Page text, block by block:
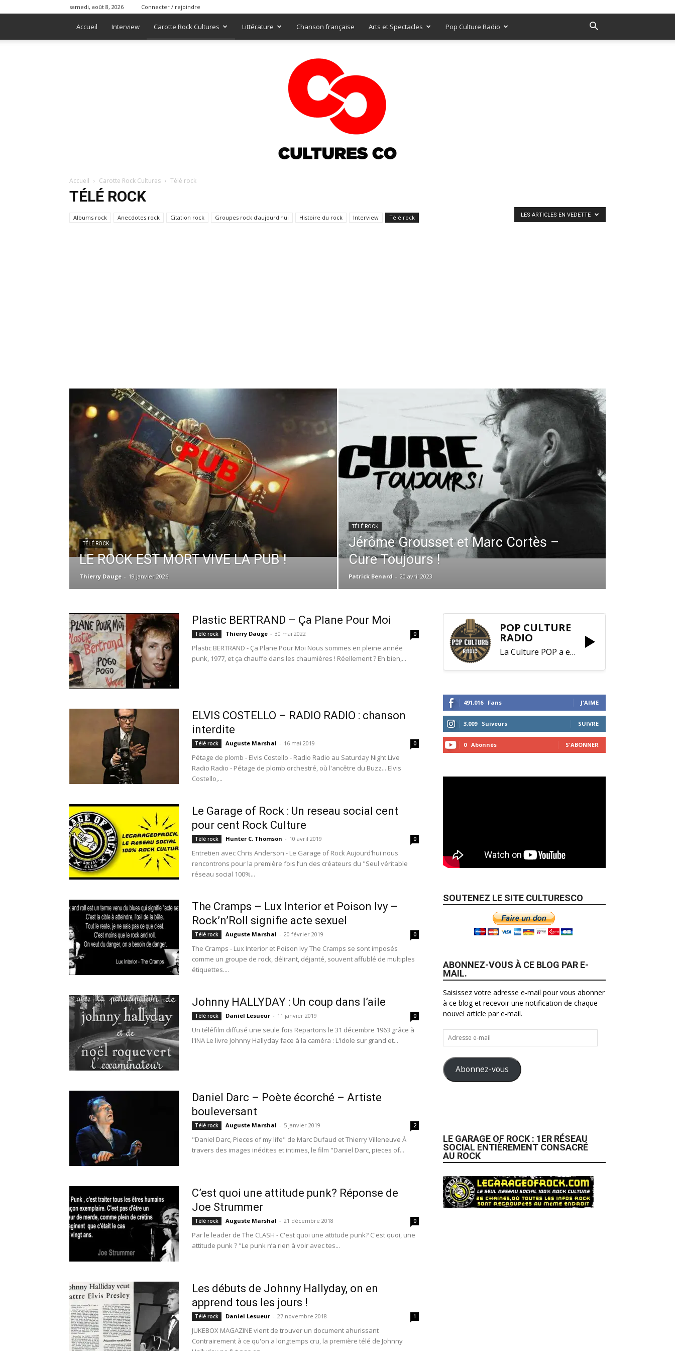
samedi, août 8, 2026 Connecter / rejoindre
Accueil Interview Carotte Rock Cultures Littérature Chanson française Arts et Spectacles Pop Culture Radio
Accueil Carotte Rock Cultures Télé rock
TÉLÉ ROCK
Albums rock Anecdotes rock Citation rock Groupes rock d'aujourd'hui Histoire du rock Interview Télé rock LES ARTICLES EN VEDETTE
TÉLÉ ROCK
LE ROCK EST MORT VIVE LA PUB !
Thierry Dauge - 19 janvier 2026
TÉLÉ ROCK
Jérôme Grousset et Marc Cortès –
Cure Toujours !
Patrick Benard - 20 avril 2023
Plastic BERTRAND – Ça Plane Pour Moi
Télé rock Thierry Dauge - 30 mai 2022 0
Plastic BERTRAND - Ça Plane Pour Moi Nous sommes en pleine année
punk, 1977, et ça chauffe dans les chaumières ! Réellement ? Eh bien,...
ELVIS COSTELLO – RADIO RADIO : chanson
interdite
Télé rock Auguste Marshal - 16 mai 2019 0
Pétage de plomb - Elvis Costello - Radio Radio au Saturday Night Live
Radio Radio - Pétage de plomb orchestré, où l'ancêtre du Buzz... Elvis
Costello,...
Le Garage of Rock : Un reseau social cent
pour cent Rock Culture
Télé rock Hunter C. Thomson - 10 avril 2019 0
Entretien avec Chris Anderson - Le Garage of Rock Aujourd’hui nous
rencontrons pour la première fois l’un des créateurs du "Seul véritable
réseau social 100%...
The Cramps – Lux Interior et Poison Ivy –
Rock’n’Roll signifie acte sexuel
Télé rock Auguste Marshal - 20 février 2019 0
The Cramps - Lux Interior et Poison Ivy The Cramps se sont imposés
comme un groupe de rock, délirant, déjanté, souvent affublé de multiples
étiquettes....
Johnny HALLYDAY : Un coup dans l’aile
Télé rock Daniel Lesueur - 11 janvier 2019 0
Un téléfilm diffusé une seule fois Repartons le 31 décembre 1963 grâce à
l'INA Le livre Johnny Hallyday face à la caméra : L'Idole sur grand et...
Daniel Darc – Poète écorché – Artiste
bouleversant
Télé rock Auguste Marshal - 5 janvier 2019 2
"Daniel Darc, Pieces of my life" de Marc Dufaud et Thierry Villeneuve À
travers des images inédites et intimes, le film "Daniel Darc, pieces of...
C’est quoi une attitude punk? Réponse de
Joe Strummer
Télé rock Auguste Marshal - 21 décembre 2018 0
Par le leader de The CLASH - C'est quoi une attitude punk? C'est quoi, une
attitude punk ? "Le punk n’a rien à voir avec tes...
Les débuts de Johnny Hallyday, on en
apprend tous les jours !
Télé rock Daniel Lesueur - 27 novembre 2018 1
JUKEBOX MAGAZINE vient de trouver un document ahurissant
Contrairement à ce qu'on a longtemps cru, la première télé de Johnny
POP CULTURE
RADIO
La Culture POP a enfin trouvé sa RADIO !
491,016 Fans J'AIME
3,009 Suiveurs SUIVRE
0 Abonnés S'ABONNER
SOUTENEZ LE SITE CULTURESCO
ABONNEZ-VOUS À CE BLOG PAR E-
MAIL.
Saisissez votre adresse e-mail pour vous abonner
à ce blog et recevoir une notification de chaque
nouvel article par e-mail.
Adresse
e-
mail
Abonnez-vous
LE GARAGE OF ROCK : 1ER RÉSEAU
SOCIAL ENTIÈREMENT CONSACRÉ
AU ROCK